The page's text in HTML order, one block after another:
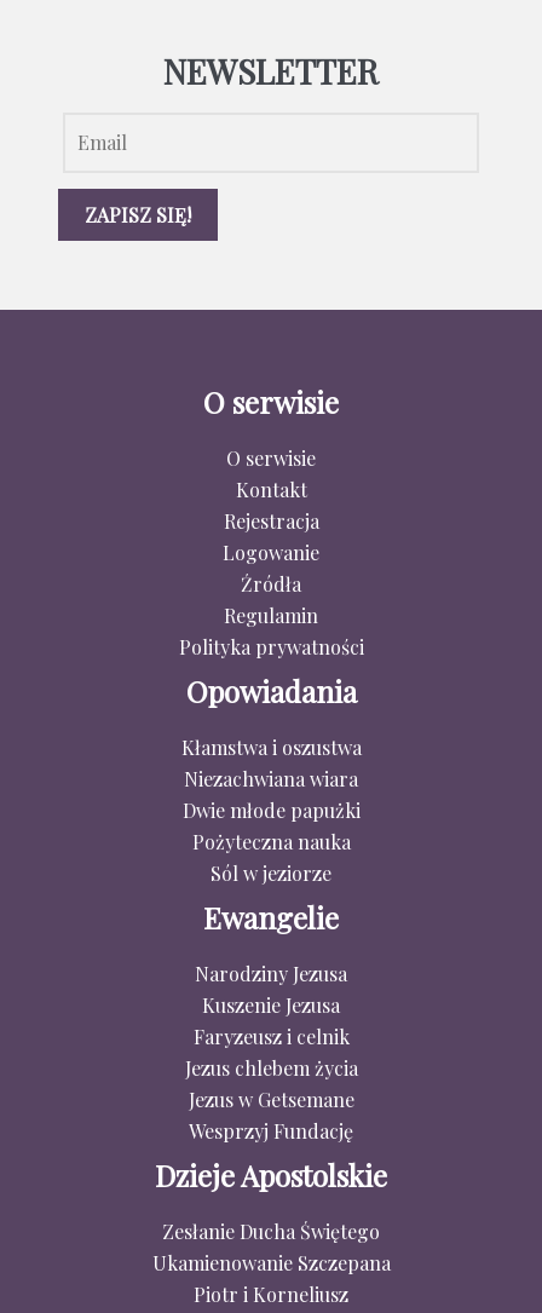
NEWSLETTER
O serwisie
O serwisie
Kontakt
Rejestracja
Logowanie
Źródła
Regulamin
Polityka prywatności
Opowiadania
Kłamstwa i oszustwa
Niezachwiana wiara
Dwie młode papużki
Pożyteczna nauka
Sól w jeziorze
Ewangelie
Narodziny Jezusa
Kuszenie Jezusa
Faryzeusz i celnik
Jezus chlebem życia
Jezus w Getsemane
Wesprzyj Fundację
Dzieje Apostolskie
Zesłanie Ducha Świętego
Ukamienowanie Szczepana
Piotr i Korneliusz